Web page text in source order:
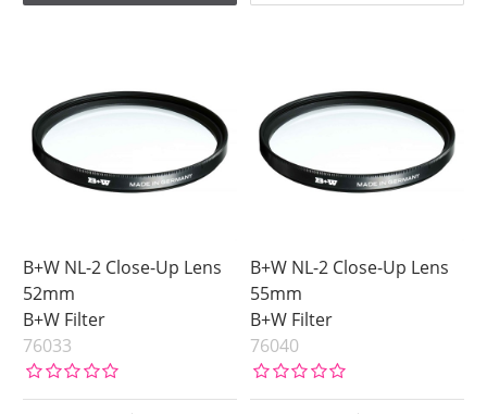
B+W NL-2 Close-Up Lens
52mm
B+W Filter
76033
B+W NL-2 Close-Up Lens
55mm
B+W Filter
76040